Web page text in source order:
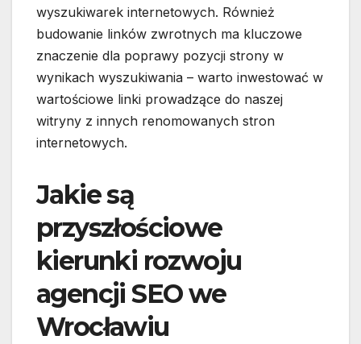
wyszukiwarek internetowych. Również
budowanie linków zwrotnych ma kluczowe
znaczenie dla poprawy pozycji strony w
wynikach wyszukiwania – warto inwestować w
wartościowe linki prowadzące do naszej
witryny z innych renomowanych stron
internetowych.
Jakie są
przyszłościowe
kierunki rozwoju
agencji SEO we
Wrocławiu